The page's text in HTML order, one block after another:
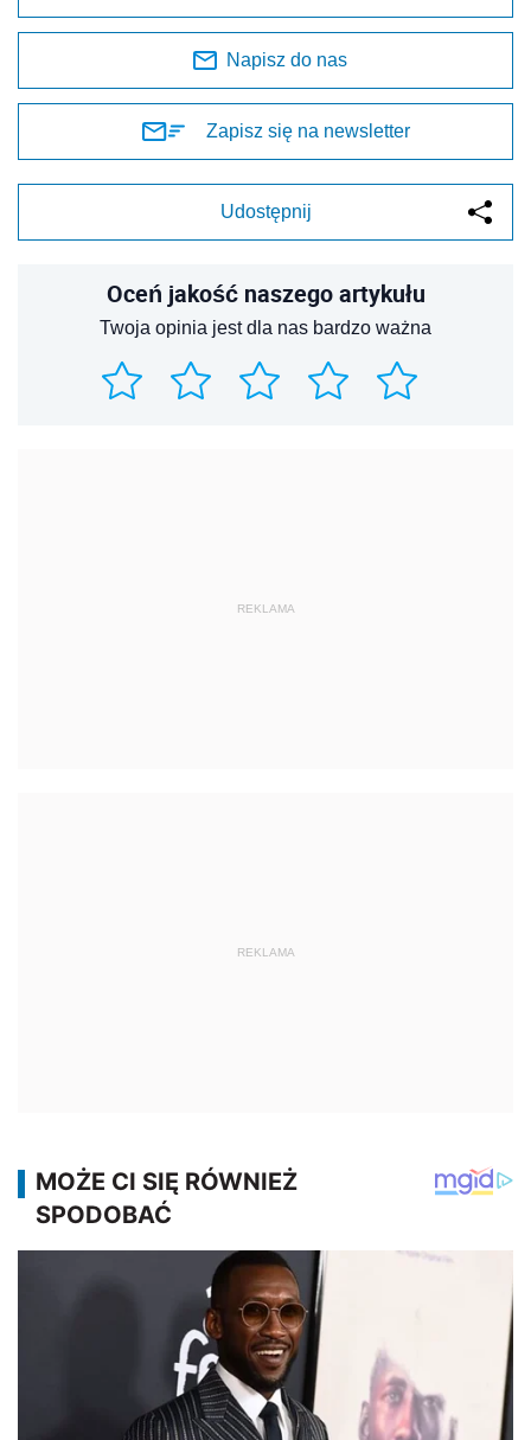
Napisz do nas
Zapisz się na newsletter
Udostępnij
Oceń jakość naszego artykułu
Twoja opinia jest dla nas bardzo ważna
REKLAMA
REKLAMA